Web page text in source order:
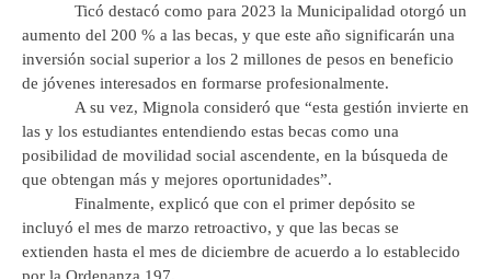
Ticó destacó como para 2023 la Municipalidad otorgó un
aumento del 200 % a las becas, y que este año significarán una
inversión social superior a los 2 millones de pesos en beneficio
de jóvenes interesados en formarse profesionalmente.
A su vez, Mignola consideró que “esta gestión invierte en
las y los estudiantes entendiendo estas becas como una
posibilidad de movilidad social ascendente, en la búsqueda de
que obtengan más y mejores oportunidades”.
Finalmente, explicó que con el primer depósito se
incluyó el mes de marzo retroactivo, y que las becas se
extienden hasta el mes de diciembre de acuerdo a lo establecido